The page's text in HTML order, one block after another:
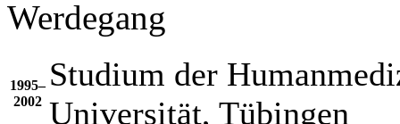
Werdegang
1995–
2002
Studium der
Universität, Tübingen